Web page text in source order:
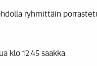
ryhmittäin
klo 12.45 saakka.